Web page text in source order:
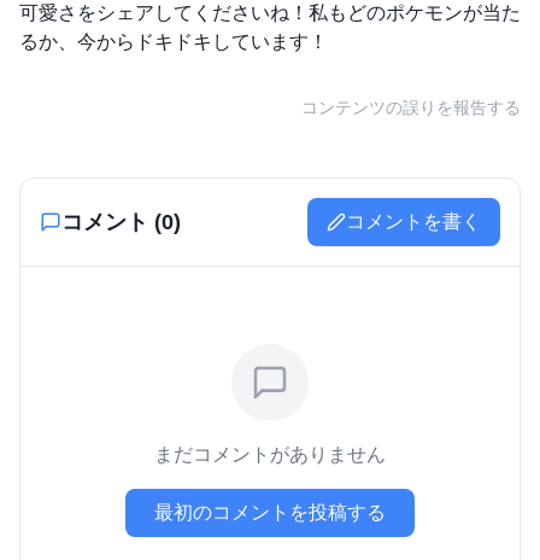
可愛さをシェアしてくださいね！私もどのポケモンが当た
るか、今からドキドキしています！
コンテンツの誤りを報告する
コメント (0) コメントを書く
まだコメントがありません
最初のコメントを投稿する